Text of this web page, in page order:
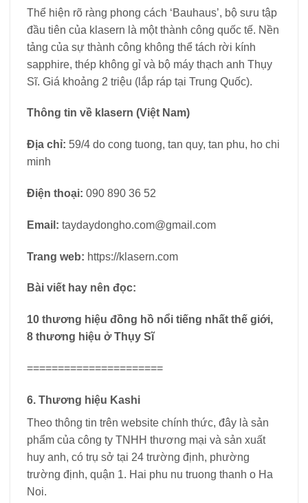
Thể hiện rõ ràng phong cách ‘Bauhaus’, bộ sưu tập
đầu tiên của klasern là một thành công quốc tế. Nền
tảng của sự thành công không thể tách rời kính
sapphire, thép không gỉ và bộ máy thạch anh Thụy
Sĩ. Giá khoảng 2 triệu (lắp ráp tại Trung Quốc).
Thông tin về klasern (Việt Nam)
Địa chỉ: 59/4 do cong tuong, tan quy, tan phu, ho chi
minh
Điện thoại: 090 890 36 52
Email: taydaydongho.com@gmail.com
Trang web: https://klasern.com
Bài viết hay nên đọc:
10 thương hiệu đồng hồ nổi tiếng nhất thế giới,
8 thương hiệu ở Thụy Sĩ
======================
6. Thương hiệu Kashi
Theo thông tin trên website chính thức, đây là sản
phẩm của công ty TNHH thương mại và sản xuất
huy anh, có trụ sở tại 24 trường định, phường
trường định, quận 1. Hai phu nu truong thanh o Ha
Noi.